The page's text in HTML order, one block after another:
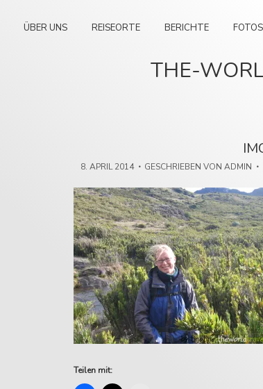
ÜBER UNS REISEORTE BERICHTE FOTOS
THE-
8. APRIL 2014 GESCHRIEBEN VON ADMIN
Teilen mit: